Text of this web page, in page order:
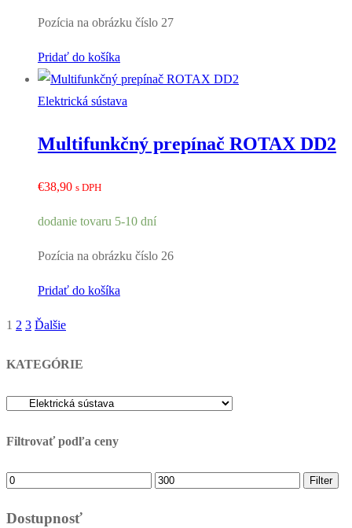
Pozícia na obrázku číslo 27
Pridať do košíka
Elektrická sústava
Multifunkčný prepínač ROTAX DD2
€38,90 s DPH
dodanie tovaru 5-10 dní
Pozícia na obrázku číslo 26
Pridať do košíka
Stránkovanie
príspevkov
1 2 3 Ďalšie
KATEGÓRIE
Filtrovať podľa ceny
Minimálna
Maximálna
Filter
Dostupnosť